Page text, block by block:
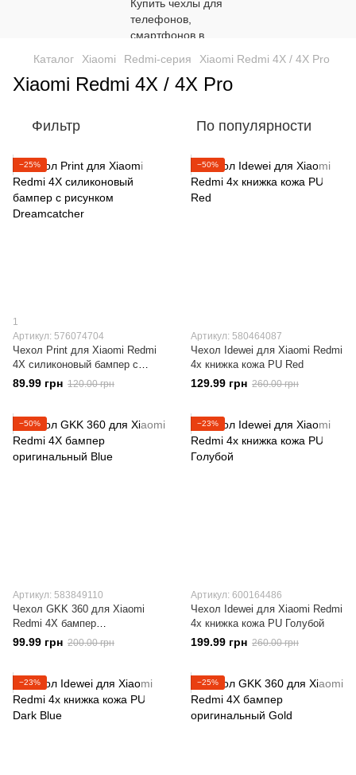
Каталог Xiaomi Redmi-серия Xiaomi Redmi 4X / 4X Pro
Xiaomi Redmi 4X / 4X Pro
Фильтр По популярности
−25%
1
Артикул: 576074704
Чехол Print для Xiaomi Redmi
4X силиконовый бампер с
рисунком Dreamcatcher
89.99 грн 120.00 грн
−50%
Артикул: 580464087
Чехол Idewei для Xiaomi Redmi
4x книжка кожа PU Red
129.99 грн 260.00 грн
−50%
Артикул: 583849110
Чехол GKK 360 для Xiaomi
Redmi 4X бампер
оригинальный Blue
99.99 грн 200.00 грн
−23%
Артикул: 600164486
Чехол Idewei для Xiaomi Redmi
4x книжка кожа PU Голубой
199.99 грн 260.00 грн
−23% −25%